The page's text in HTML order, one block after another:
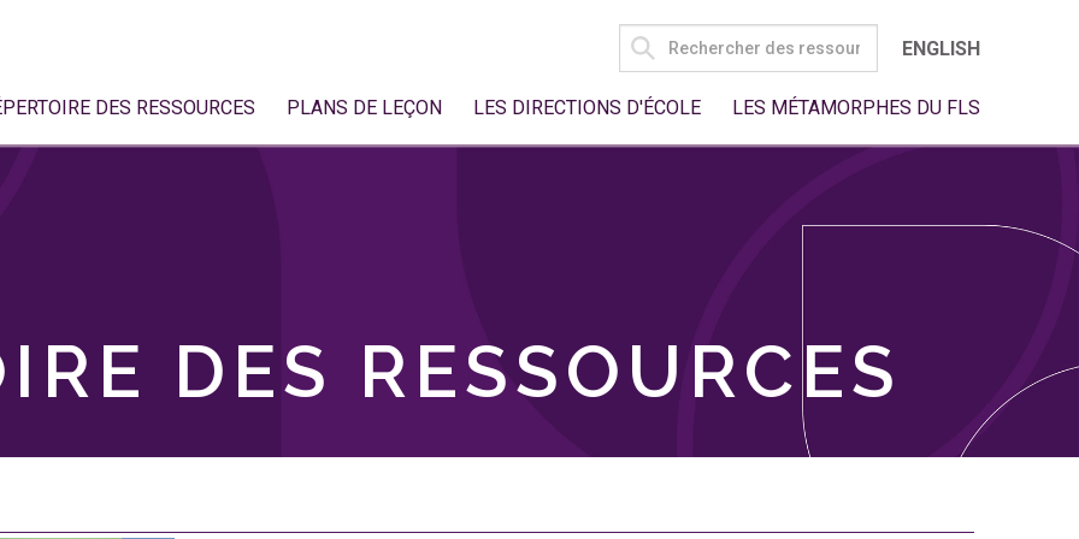
SEARCH
FOR:
ENGLISH
DES RESSOURCES PLANS DE LEÇON LES DIRECTIONS D'ÉCOLE LES MÉTAMORPHES DU FLS
DES RESSOURCES